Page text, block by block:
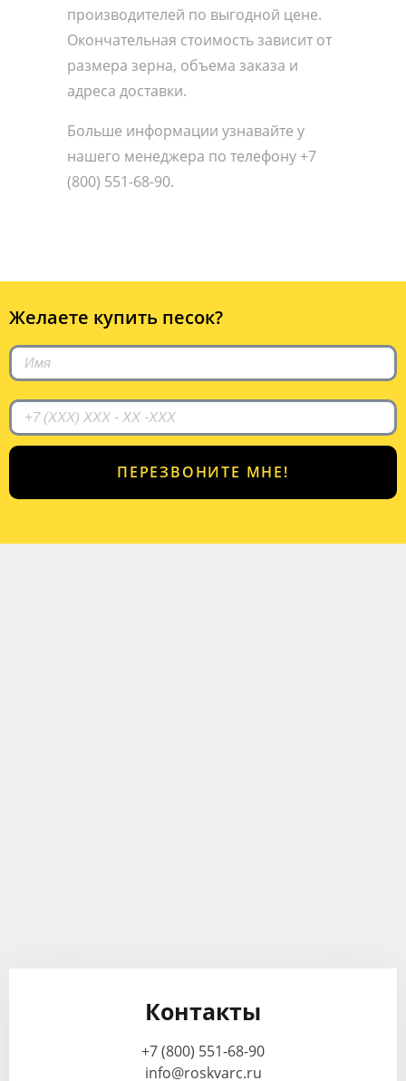
производителей по выгодной цене.
Окончательная стоимость зависит от
размера зерна, объема заказа и
адреса доставки.
Больше информации узнавайте у
нашего менеджера по телефону +7
(800) 551-68-90.
Желаете купить песок?
ПЕРЕЗВОНИТЕ МНЕ!
Контакты
+7 (800) 551-68-90
info@roskvarc.ru